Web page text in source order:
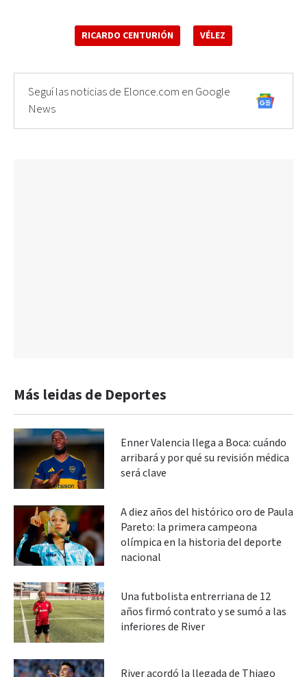
RICARDO CENTURIÓN VÉLEZ
Seguí las noticias de Elonce.com en Google
News
Más leidas de Deportes
Enner Valencia llega a Boca: cuándo
arribará y por qué su revisión médica
será clave
A diez años del histórico oro de Paula
Pareto: la primera campeona
olímpica en la historia del deporte
nacional
Una futbolista entrerriana de 12
años firmó contrato y se sumó a las
inferiores de River
River acordó la llegada de Thiago